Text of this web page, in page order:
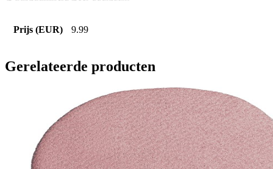
Prijs (EUR) 9.99
Gerelateerde producten